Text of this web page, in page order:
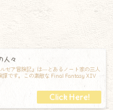
人々
ゼア冒険記』は―とあるノート家の三人
譚です。この素敵な Final Fantasy XIV